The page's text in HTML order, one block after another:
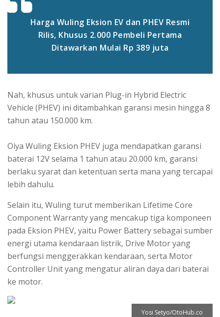
Harga Wuling Eksion EV dan PHEV Resmi
Rilis, Khusus 2.000 Pembeli Pertama
Ditawarkan Mulai Rp 389 juta
Nah, khusus untuk varian Plug-in Hybrid Electric
Vehicle (PHEV) ini ditambahkan garansi mesin hingga 8
tahun atau 150.000 km.
Oiya Wuling Eksion PHEV juga mendapatkan garansi
baterai 12V selama 1 tahun atau 20.000 km, garansi
berlaku syarat dan ketentuan serta mana yang tercapai
lebih dahulu.
Selain itu, Wuling turut memberikan Lifetime Core
Component Warranty yang mencakup tiga komponeen
pada Eksion PHEV, yaitu Power Battery sebagai sumber
energi utama kendaraan listrik, Drive Motor yang
berfungsi menggerakkan kendaraan, serta Motor
Controller Unit yang mengatur aliran daya dari baterai
ke motor.
Yosi Setyo/OtoHub.co